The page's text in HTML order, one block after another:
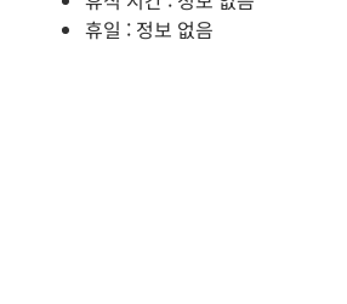
휴일 : 정보 없음